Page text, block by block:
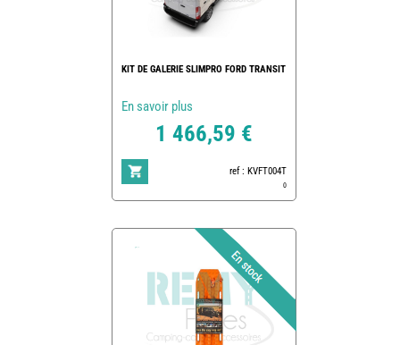
KIT DE GALERIE SLIMPRO FORD TRANSIT
En savoir plus
1 466,59 €
ref : KVFT004T
0